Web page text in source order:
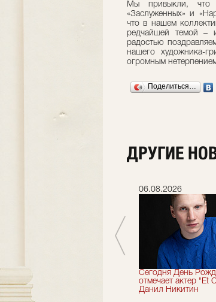
Мы привыкли, что
«Заслуженных» и
что в нашем
редчайшей темой –
радостью
нашего художника-
огромным
Поделиться…
ДРУГИЕ
театральный сезон!
06.08.2026
Сегодня День
отмечает актер "Et
Данил Никитин